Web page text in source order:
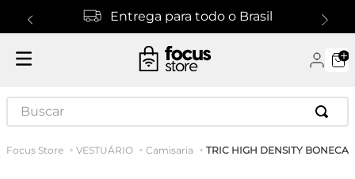
Entrega para todo o Brasil
Buscar
VESTUÁRIO Camisaria TRIC HIGH DENSITY BONECA